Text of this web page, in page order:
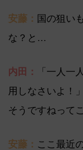
安藤： 国の狙い
な？と…
内田：
「一人一
用しなさいよ！
そうですねって
安藤： ここ最近